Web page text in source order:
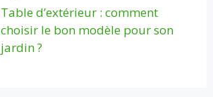
Table d’extérieur : comment
choisir le bon modèle pour son
jardin ?